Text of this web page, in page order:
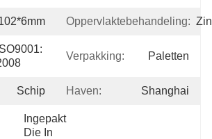
Oppervlaktebehandeling:
ISO9001:
Verpakking: Paletten
Schip Haven: Shanghai
Ingepakt
Die In